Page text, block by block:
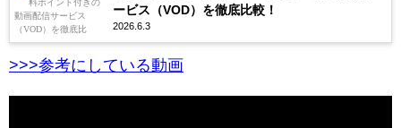
ービス（VOD）を徹底比較！
2026.6.3
>>>参考にしている動画